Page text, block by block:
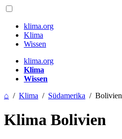
klima.org
Klima
Wissen
klima.org
Klima
Wissen
⌂ / Klima / Südamerika / Bolivien
Klima Bolivien